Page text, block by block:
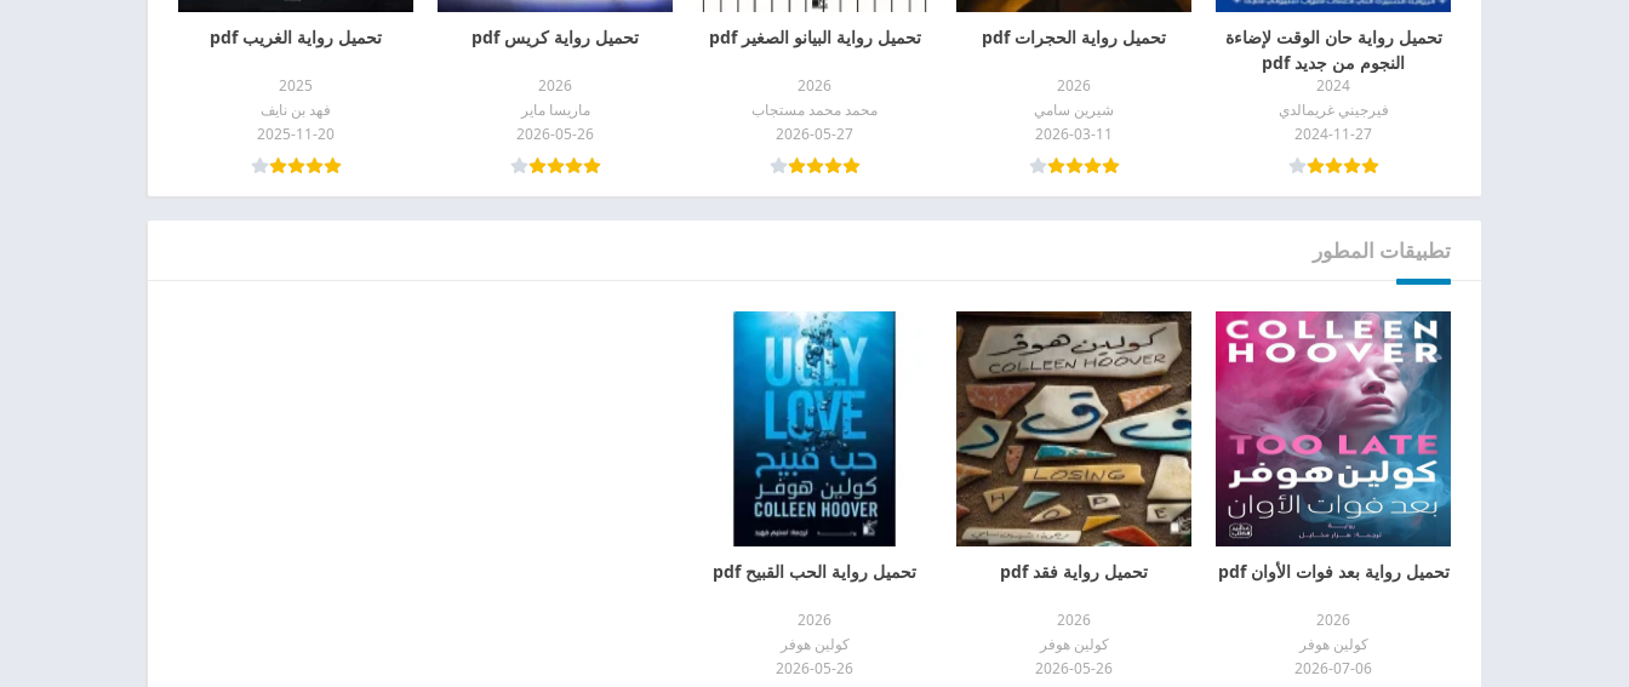
تحميل رواية حان الوقت لإضاءة
النجوم من جديد pdf
2024
فيرجيني غريمالدي
2024-11-27
تحميل رواية الحجرات pdf
2026
شيرين سامي
2026-03-11
تحميل رواية البيانو الصغير pdf
2026
محمد محمد مستجاب
2026-05-27
تحميل رواية كريس pdf
2026
ماريسا ماير
2026-05-26
تحميل رواية الغريب pdf
2025
فهد بن نايف
2025-11-20
تطبيقات المطور
تحميل رواية بعد فوات الأوان pdf
2026
كولين هوفر
2026-07-06
تحميل رواية فقد pdf
2026
كولين هوفر
2026-05-26
تحميل رواية الحب القبيح pdf
2026
كولين هوفر
2026-05-26